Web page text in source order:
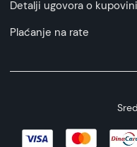
Detalji ugovora o kupovini
Plaćanje na rate